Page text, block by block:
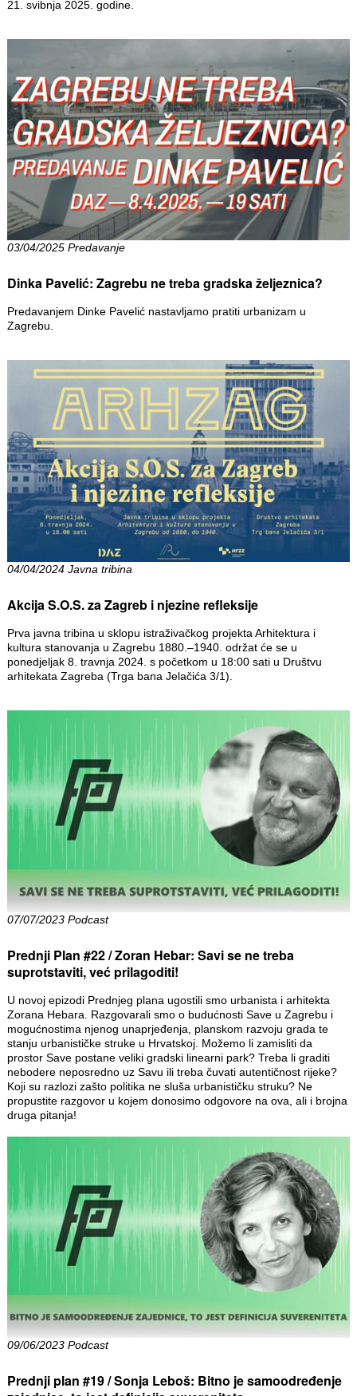
21. svibnja 2025. godine.
03/04/2025 Predavanje
Dinka Pavelić: Zagrebu ne treba gradska željeznica?
Predavanjem Dinke Pavelić nastavljamo pratiti urbanizam u
Zagrebu.
04/04/2024 Javna tribina
Akcija S.O.S. za Zagreb i njezine refleksije
Prva javna tribina u sklopu istraživačkog projekta Arhitektura i
kultura stanovanja u Zagrebu 1880.–1940. održat će se u
ponedjeljak 8. travnja 2024. s početkom u 18:00 sati u Društvu
arhitekata Zagreba (Trga bana Jelačića 3/1).
07/07/2023 Podcast
Prednji Plan #22 / Zoran Hebar: Savi se ne treba
suprotstaviti, već prilagoditi!
U novoj epizodi Prednjeg plana ugostili smo urbanista i arhitekta
Zorana Hebara. Razgovarali smo o budućnosti Save u Zagrebu i
mogućnostima njenog unaprjeđenja, planskom razvoju grada te
stanju urbanističke struke u Hrvatskoj. Možemo li zamisliti da
prostor Save postane veliki gradski linearni park? Treba li graditi
nebodere neposredno uz Savu ili treba čuvati autentičnost rijeke?
Koji su razlozi zašto politika ne sluša urbanističku struku? Ne
propustite razgovor u kojem donosimo odgovore na ova, ali i brojna
druga pitanja!
09/06/2023 Podcast
Prednji plan #19 / Sonja Leboš: Bitno je samoodređenje